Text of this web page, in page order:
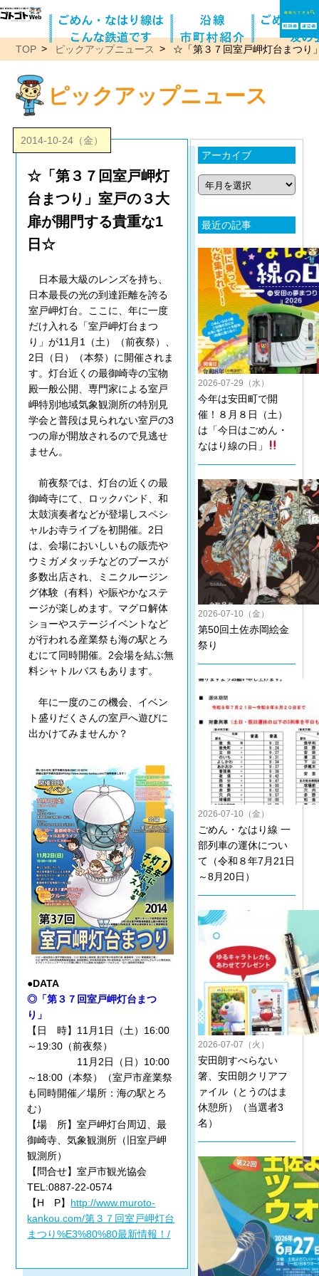
TOP ピックアップニュース ☆「第３７回室戸岬灯台まつり
ピックアップニュース
2014-10-24（金）
☆「第３７回室戸岬灯
台まつり」室戸の３大
扉が開門する貴重な1
日☆
日本最大級のレンズを持ち、
日本最長の光の到達距離を誇る
室戸岬灯台。ここに、年に一度
だけ入れる「室戸岬灯台まつ
り」が11月1（土）（前夜祭）、
2日（日）（本祭）に開催されま
す。灯台近くの最御崎寺の宝物
殿一般公開、専門家による室戸
岬特別地域気象観測所の特別見
学会と普段は見られない室戸の3
つの扉が開放されるので見逃せ
ません。
前夜祭では、灯台の近くの最
御崎寺にて、ロックバンド、和
太鼓演奏者などが登場しスペシ
ャルお寺ライブを初開催。2日
は、会場においしいもの販売や
ウミガメタッチなどのブースが
多数出店され、ミニクルージン
グ体験（有料）や賑やかなステ
ージが楽しめます。マグロ解体
ショーやステージイベントなど
が行われる産業祭も海の駅とろ
むにて同時開催。2会場を結ぶ無
料シャトルバスもあります。
年に一度のこの機会、イベン
ト盛りだくさんの室戸へ遊びに
出かけてみませんか？
●DATA
◎「第３７回室戸岬灯台まつ
り」
【日 時】11月1日（土）16:00
～19:30（前夜祭）
11月2日（日）10:00
～18:00（本祭）（室戸市産業祭
も同時開催／場所：海の駅とろ
む）
【場 所】室戸岬灯台周辺、最
御崎寺、気象観測所（旧室戸岬
観測所）
【問合せ】室戸市観光協会
TEL:0887-22-0574
【H P】 http://www.muroto-
kankou.com/第３７回室戸岬灯台
まつり%E3%80%80最新情報！/
アーカイブ
最近の記事
2026-07-29（水）
今年は安田町で開
催！８月８日（土）
は「今日はごめん・
なはり線の日」
2026-07-10（金）
第50回土佐赤岡絵金
祭り
2026-07-10（金）
ごめん・なはり線 一
部列車の運休につい
て（令和８年7月21日
～8月20日）
2026-07-07（火）
安田朗すべらない
箸、安田朗クリアフ
ァイル（とうのはま
休憩所）（当選者3
名）